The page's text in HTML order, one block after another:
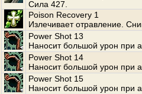
Сила 427.
Poison Recovery 1
Излечивает отравление.
Power Shot 13
Наносит большой урон при
Power Shot 14
Наносит большой урон при
Power Shot 15
Наносит большой урон при